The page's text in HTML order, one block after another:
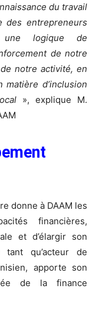
du travail
des entrepreneurs
une logique de
de notre
notre activité, en
d’inclusion
», explique M.
donne à DAAM les
financières,
et d’élargir son
tant qu’acteur de
apporte son
de la finance